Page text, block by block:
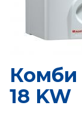
Комби
18 KW